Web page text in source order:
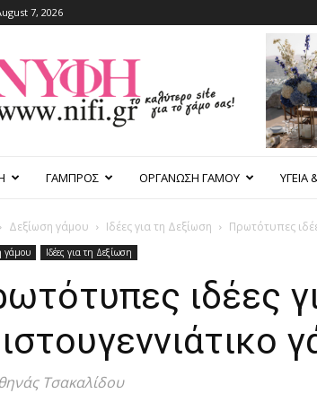
7, 2026
nifi.gr
ΓΑΜΠΡΟΣ ΟΡΓΑΝΩΣΗ ΓΑΜΟΥ
Δεξίωση γάμου Ιδέες για τη Δεξίωση Πρωτότυπες
γάμου Ιδέες για τη Δεξίωση
ιδέες
Τσακαλίδου